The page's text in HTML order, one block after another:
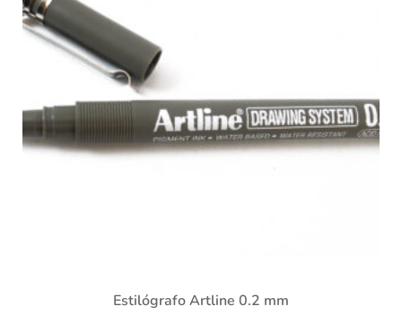
Estilógrafo Artline 0.2 mm